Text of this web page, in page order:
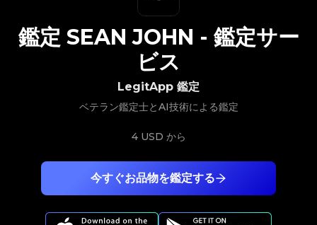
今すぐお品物を鑑定する
LegitApp 鑑定
ベテラン鑑定士とAI技術による鑑定
4 USD から
鑑定 SEAN JOHN - 鑑定サー
ビス